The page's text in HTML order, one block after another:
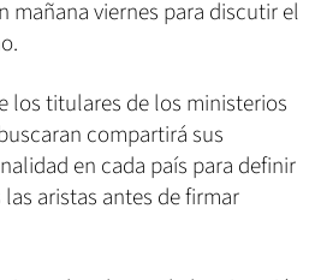
mañana viernes para discutir el
los titulares de los ministerios
compartirá sus
en cada país para definir
aristas antes de firmar